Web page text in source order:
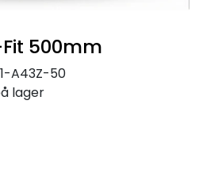
500mm
A43Z-50
lager